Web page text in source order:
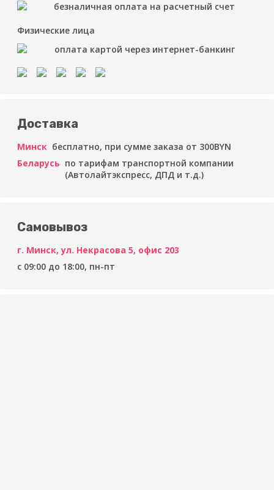
безналичная оплата на расчетный счет
Физические лица
оплата картой через интернет-банкинг
Доставка
Минск бесплатно, при сумме заказа от 300BYN
Беларусь по тарифам транспортной компании
(Автолайтэкспресс, ДПД и т.д.)
Самовывоз
г. Минск, ул. Некрасова 5, офис 203
c 09:00 до 18:00, пн-пт